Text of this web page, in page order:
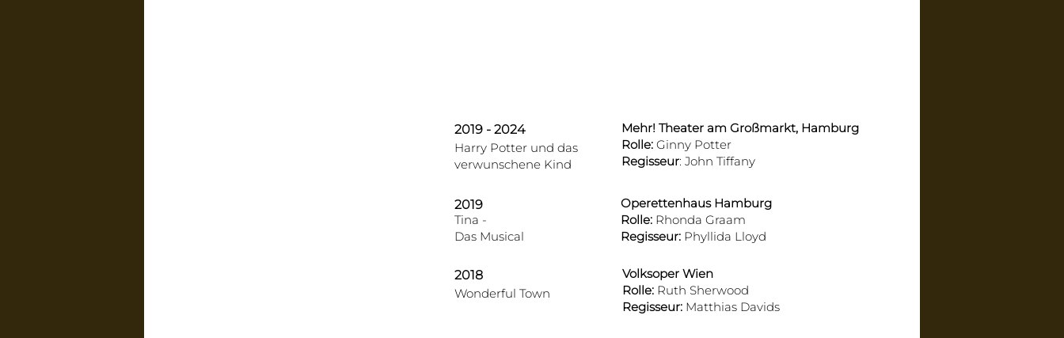
2019 - 2024
Harry Potter und das
verwunschene Kind
Mehr! Theater am Großmarkt, Hamburg
Rolle: Ginny Potter
Regisseur: John Tiffany
2019
Tina -
Das Musical
Operettenhaus Hamburg
Rolle: Rhonda Graam
Regisseur: Phyllida Lloyd
2018
Wonderful Town
Volksoper Wien
Rolle: Ruth Sherwood
Regisseur: Matthias Davids